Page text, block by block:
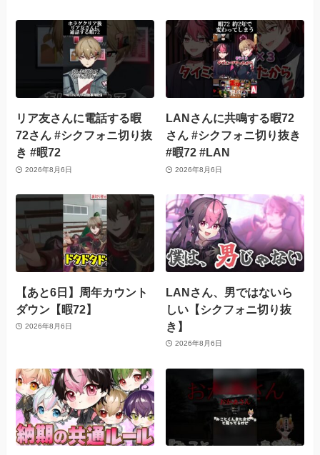
リア友さんに電話する暇
72さん #シクフォニ切り抜
き #暇72
2026年8月6日
LANさんに共鳴する暇72
さん #シクフォニ切り抜き
#暇72 #LAN
2026年8月6日
【あと6日】周年カウント
ダウン【暇72】
2026年8月6日
LANさん、男ではないら
しい【シクフォニ切り抜
き】
2026年8月6日